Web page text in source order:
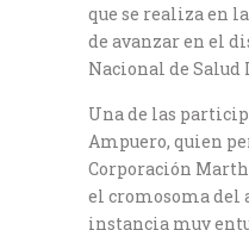
que se realiza en
de avanzar en el
Nacional de Salud
Una de las
Ampuero, quien
Corporación
el cromosoma del
instancia muy